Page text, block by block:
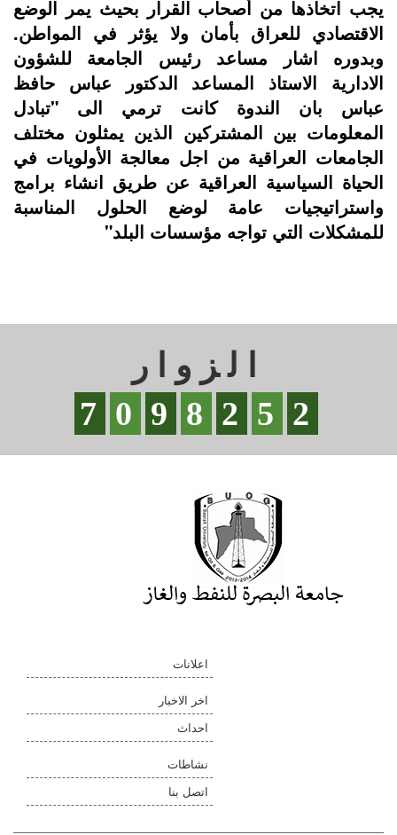
يجب اتخاذها من أصحاب القرار بحيث يمر الوضع
الاقتصادي للعراق بأمان ولا يؤثر في المواطن.
وبدوره اشار مساعد رئيس الجامعة للشؤون
الادارية الاستاذ المساعد الدكتور عباس حافظ
عباس بان الندوة كانت ترمي الى "تبادل
المعلومات بين المشتركين الذين يمثلون مختلف
الجامعات العراقية من اجل معالجة الأولويات في
الحياة السياسية العراقية عن طريق انشاء برامج
واستراتيجيات عامة لوضع الحلول المناسبة
للمشكلات التي تواجه مؤسسات البلد"
الزوار
7 0 9 8 2 5 2
اعلانات
اخر الاخبار
احداث
نشاطات
اتصل بنا